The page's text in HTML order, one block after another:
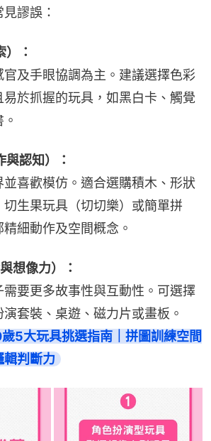
謬誤：
：
官及手眼協調為主。建議選擇色彩
於抓握的玩具，如黑白卡、觸覺
認知）：
喜歡模仿。適合選購積木、形狀
生果玩具（切切樂）或簡單拼
細動作及空間概念。
想像力）：
要更多故事性與互動性。可選擇
套裝、桌遊、磁力片或畫板。
5大玩具挑選指南｜拼圖訓練空間
輯判斷力